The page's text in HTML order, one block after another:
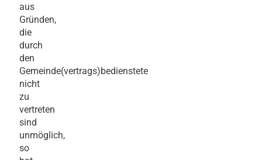
aus
Gründen,
die
durch
den
Gemeinde(vertrags)bedienstete
nicht
zu
vertreten
sind
unmöglich,
so